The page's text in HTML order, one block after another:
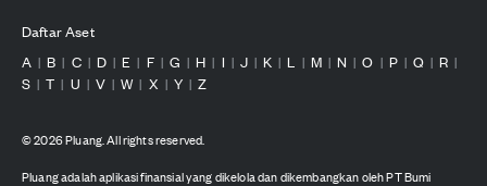
Daftar Aset
A | B | C | D | E | F | G | H | I | J | K | L | M | N | O | P | Q | R |
S | T | U | V | W | X | Y | Z
©2026Pluang. All rights reserved.
Pluang adalah aplikasi finansial yang dikelola dan dikembangkan oleh PT Bumi